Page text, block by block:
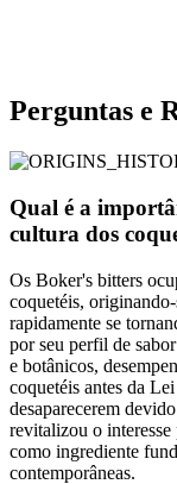
Perguntas e
Qual é a
cultura dos
Os Boker's bitters
coquetéis,
rapidamente se
por seu perfil de
e botânicos,
coquetéis antes da
desaparecerem
revitalizou o interesse
como ingrediente
contemporâneas.